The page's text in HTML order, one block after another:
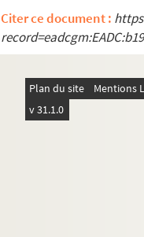
Citer ce document :
Plan du site Mentions
v 31.1.0